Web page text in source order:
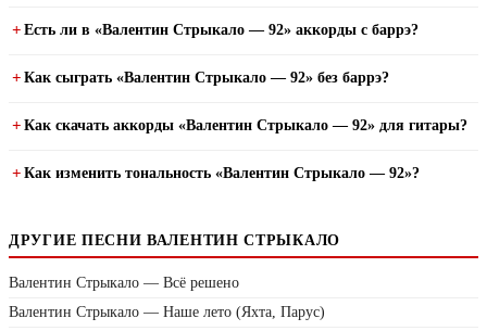
Есть ли в «Валентин Стрыкало — 92» аккорды с баррэ?
Как сыграть «Валентин Стрыкало — 92» без баррэ?
Как скачать аккорды «Валентин Стрыкало — 92» для гитары?
Как изменить тональность «Валентин Стрыкало — 92»?
ДРУГИЕ ПЕСНИ ВАЛЕНТИН СТРЫКАЛО
Валентин Стрыкало — Всё решено
Валентин Стрыкало — Наше лето (Яхта, Парус)